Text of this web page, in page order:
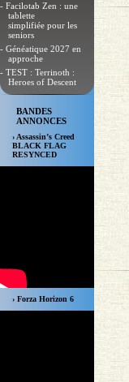
- Facilotab Zen : une
tablette
simplifiée pour les
seniors
- Généatique 2027 en
approche
- TEST : Terrinoth :
Heroes of Descent
BANDES
ANNONCES
› Assassin’s Creed
BLACK FLAG
RESYNCED
› Forza Horizon 6